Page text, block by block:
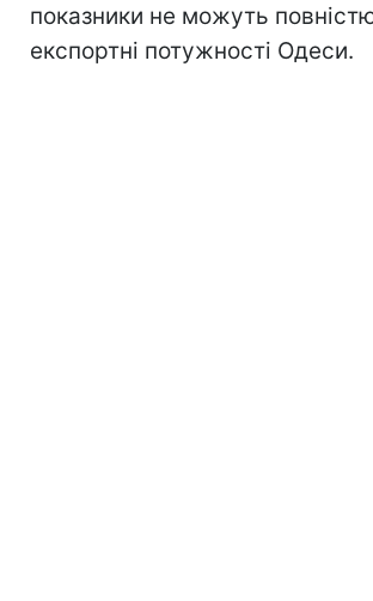
показники не можуть
експортні потужності Одеси.